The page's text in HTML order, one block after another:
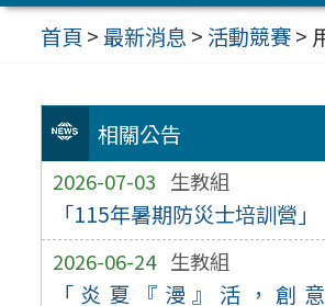
首頁 >最新消息 > 活動競賽>
相關公告
2026-07-03 生教組
「115年暑期防災士培訓營」
2026-06-24 生教組
「炎夏『漫』活，創